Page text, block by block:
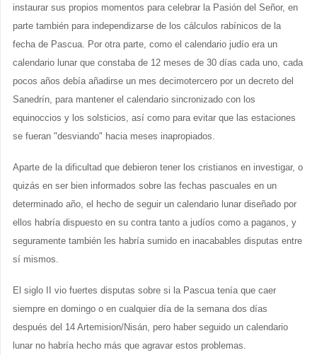
instaurar sus propios momentos para celebrar la Pasión del Señor, en
parte también para independizarse de los cálculos rabínicos de la
fecha de Pascua. Por otra parte, como el calendario judío era un
calendario lunar que constaba de 12 meses de 30 días cada uno, cada
pocos años debía añadirse un mes decimotercero por un decreto del
Sanedrín, para mantener el calendario sincronizado con los
equinoccios y los solsticios, así como para evitar que las estaciones
se fueran "desviando" hacia meses inapropiados.
Aparte de la dificultad que debieron tener los cristianos en investigar, o
quizás en ser bien informados sobre las fechas pascuales en un
determinado año, el hecho de seguir un calendario lunar diseñado por
ellos habría dispuesto en su contra tanto a judíos como a paganos, y
seguramente también les habría sumido en inacabables disputas entre
sí mismos.
El siglo II vio fuertes disputas sobre si la Pascua tenía que caer
siempre en domingo o en cualquier día de la semana dos días
después del 14 Artemision/Nisán, pero haber seguido un calendario
lunar no habría hecho más que agravar estos problemas.